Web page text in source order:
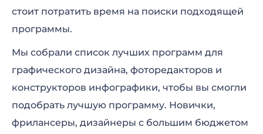
стоит потратить время на поиски подходящей
программы.
Мы собрали список лучших программ для
графического дизайна, фоторедакторов и
конструкторов инфографики, чтобы вы смогли
подобрать лучшую программу. Новички,
фрилансеры, дизайнеры с большим бюджетом